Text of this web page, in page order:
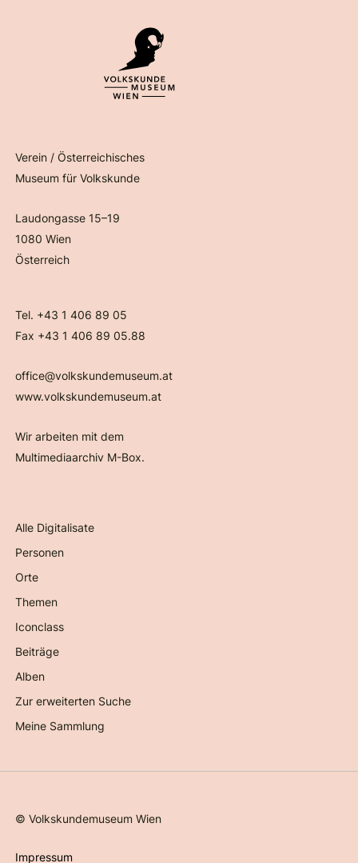
Verein / Österreichisches
Museum für Volkskunde
Laudongasse 15–19
1080 Wien
Österreich
Tel. +43 1 406 89 05
Fax +43 1 406 89 05.88
office@volkskundemuseum.at
www.volkskundemuseum.at
Wir arbeiten mit dem
Multimediaarchiv M-Box.
Alle Digitalisate
Personen
Orte
Themen
Iconclass
Beiträge
Alben
Zur erweiterten Suche
Meine Sammlung
©Volkskundemuseum Wien
Impressum